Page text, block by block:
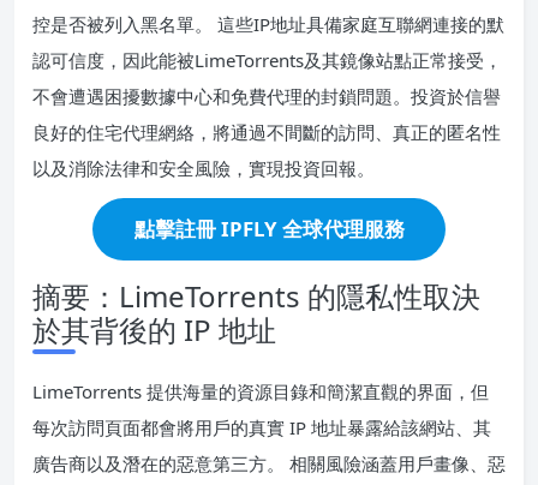
控是否被列入黑名單。 這些IP地址具備家庭互聯網連接的默
認可信度，因此能被LimeTorrents及其鏡像站點正常接受，
不會遭遇困擾數據中心和免費代理的封鎖問題。投資於信譽
良好的住宅代理網絡，將通過不間斷的訪問、真正的匿名性
以及消除法律和安全風險，實現投資回報。
點擊註冊 IPFLY 全球代理服務
摘要：LimeTorrents 的隱私性取決
於其背後的 IP 地址
LimeTorrents 提供海量的資源目錄和簡潔直觀的界面，但
每次訪問頁面都會將用戶的真實 IP 地址暴露給該網站、其
廣告商以及潛在的惡意第三方。 相關風險涵蓋用戶畫像、惡